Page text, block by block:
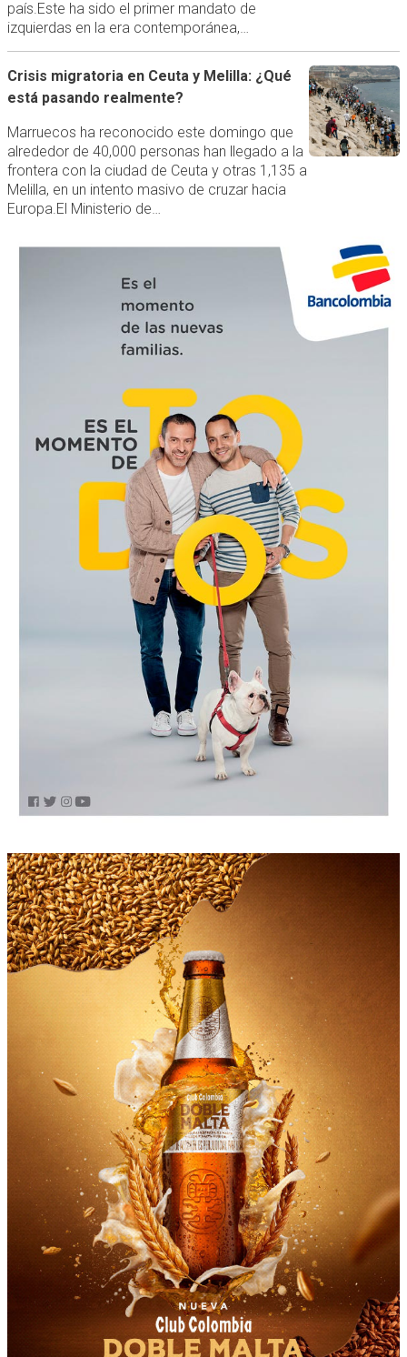
país.Este ha sido el primer mandato de
izquierdas en la era contemporánea,…
Crisis migratoria en Ceuta y Melilla: ¿Qué
está pasando realmente?
Marruecos ha reconocido este domingo que
alrededor de 40,000 personas han llegado a la
frontera con la ciudad de Ceuta y otras 1,135 a
Melilla, en un intento masivo de cruzar hacia
Europa.El Ministerio de…